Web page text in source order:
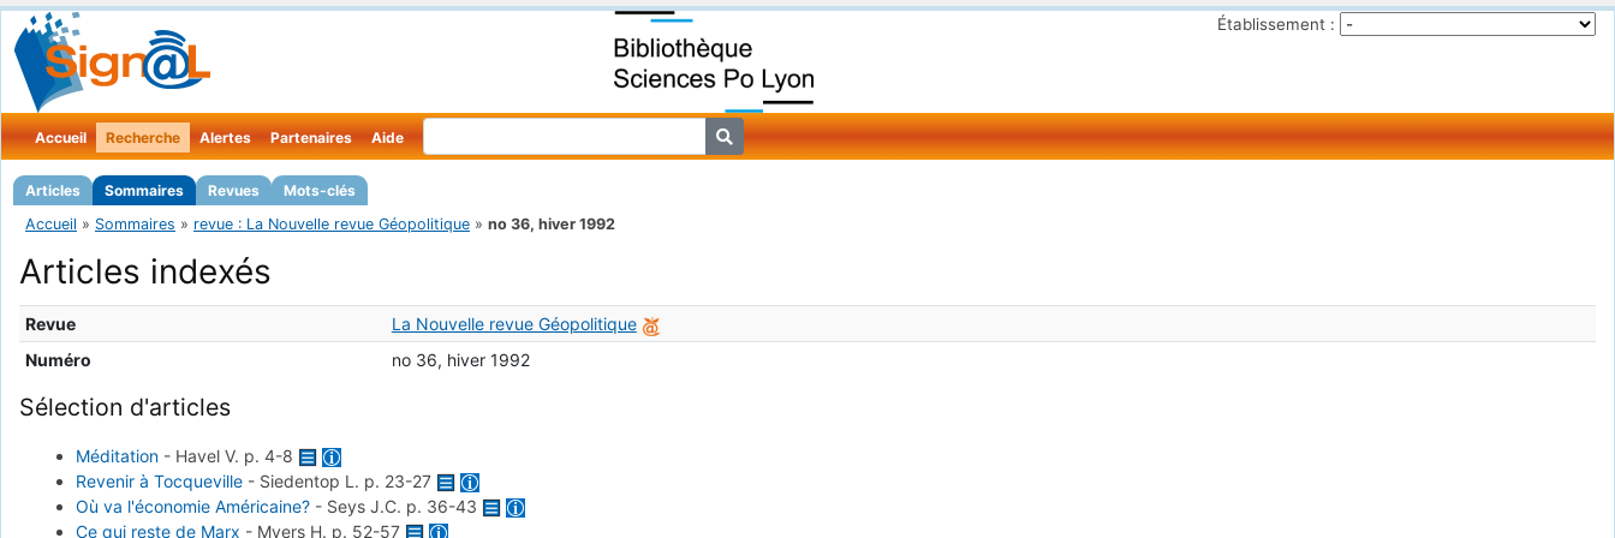
Établissement :
Accueil Recherche
Articles Sommaires Revues Mots-clés
Alertes Partenaires Aide
Accueil » Sommaires » revue : La Nouvelle revue Géopolitique » no 36, hiver 1992
Articles indexés
Revue
La Nouvelle revue Géopolitique
Numéro
no 36, hiver 1992
Sélection d'articles
Méditation- Havel V. p. 4-8
Revenir à Tocqueville- Siedentop L. p. 23-27
Où va l'économie Américaine?- Seys J.C. p. 36-43
Ce qui reste de Marx - Myers H. p. 52-57